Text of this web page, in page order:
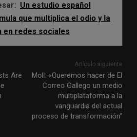
Un estudio español
que multiplica el odio y la
en redes sociales
Are
Artículo siguiente
Moll: «Queremos hacer de El
Correo Gallego un medio
multiplataforma a la
vanguardia del actual
proceso de transformación”